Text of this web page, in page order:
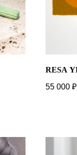
RESA
55 000 ₽